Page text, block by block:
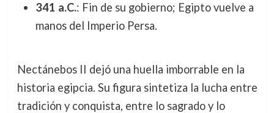
341 a.C.: Fin de su gobierno; Egipto vuelve a
manos del Imperio Persa.
Nectánebos II dejó una huella imborrable en la
historia egipcia. Su figura sintetiza la lucha entre
tradición y conquista, entre lo sagrado y lo